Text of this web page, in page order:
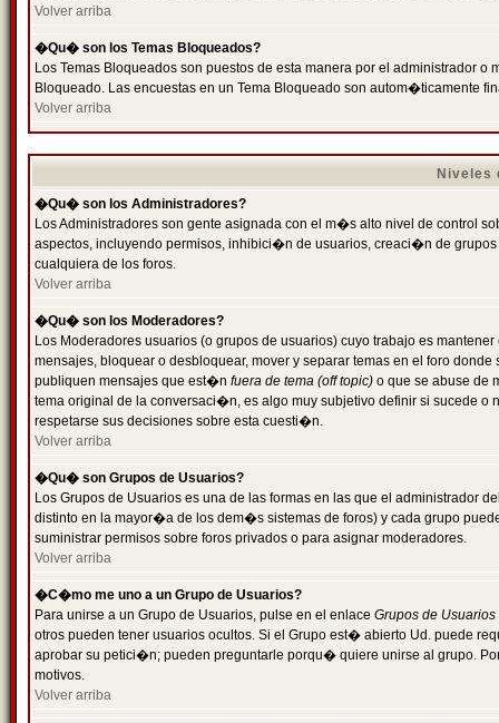
Volver arriba
�Qu� son los Temas Bloqueados?
Los Temas Bloqueados son puestos de esta manera por el administrador
Bloqueado. Las encuestas en un Tema Bloqueado son autom�ticamente
Volver arriba
Niveles
�Qu� son los Administradores?
Los Administradores son gente asignada con el m�s alto nivel de control
aspectos, incluyendo permisos, inhibici�n de usuarios, creaci�n de
cualquiera de los foros.
Volver arriba
�Qu� son los Moderadores?
Los Moderadores usuarios (o grupos de usuarios) cuyo trabajo es
mensajes, bloquear o desbloquear, mover y separar temas en el foro
publiquen mensajes que est�n fuera de tema (off topic) o que se abuse de
tema original de la conversaci�n, es algo muy subjetivo definir si sucede
respetarse sus decisiones sobre esta cuesti�n.
Volver arriba
�Qu� son Grupos de Usuarios?
Los Grupos de Usuarios es una de las formas en las que el administrador
distinto en la mayor�a de los dem�s sistemas de foros) y cada grupo
suministrar permisos sobre foros privados o para asignar moderadores.
Volver arriba
�C�mo me uno a un Grupo de Usuarios?
Para unirse a un Grupo de Usuarios, pulse en el enlace Grupos de Usuarios
otros pueden tener usuarios ocultos. Si el Grupo est� abierto Ud. puede
aprobar su petici�n; pueden preguntarle porqu� quiere unirse al grupo.
motivos.
Volver arriba